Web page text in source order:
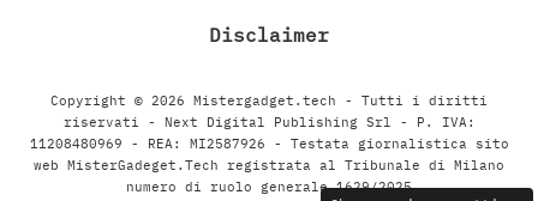
Disclaimer
Copyright © 2026 Mistergadget.tech - Tutti i diritti
riservati - Next Digital Publishing Srl - P. IVA:
11208480969 - REA: MI2587926 - Testata giornalistica sito
web MisterGadeget.Tech registrata al Tribunale di Milano
numero di ruolo generale 1629/2025